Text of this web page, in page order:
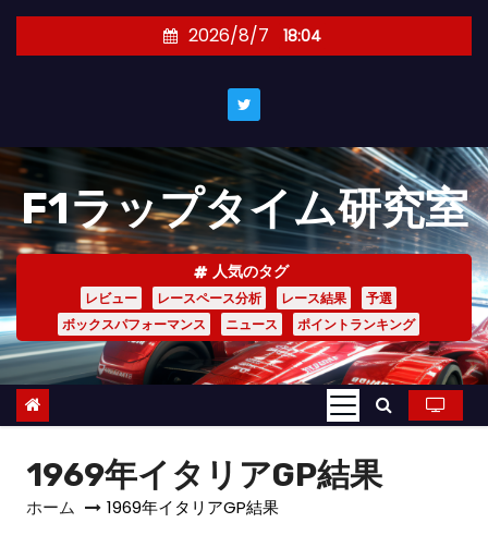
キ
ッ
プ
2026/8/7 18:04
F1ラップタイム研究室
人気のタグ
レビュー レースペース分析 レース結果
予選
ボックスパフォーマンス
ニュース ポイントランキング
1969年イタリアGP結果
ホーム 1969年イタリアGP結果